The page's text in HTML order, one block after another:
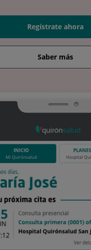
Regístrate ahora
Saber más